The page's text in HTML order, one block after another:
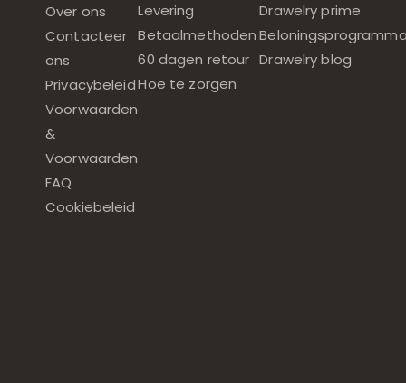
Over ons
Contacteer
ons
Privacybeleid
Voorwaarden
&
Voorwaarden
FAQ
Cookiebeleid
Levering
Betaalmethoden
60 dagen retour
Hoe te zorgen
Drawelry prime
Drawelry blog